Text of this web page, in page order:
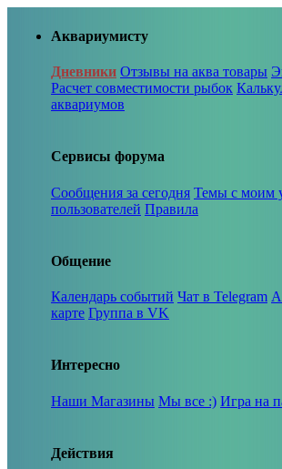
Аквариумисту
Дневники Отзывы на аква товары
Расчет совместимости рыбок
аквариумов
Сервисы форума
Сообщения за сегодня Темы с моим
пользователей Правила
Общение
Календарь событий Чат в Telegram
карте Группа в VK
Интересно
Наши Магазины Мы все :) Игра на
Действия